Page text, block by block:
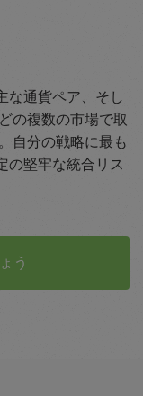
な通貨ペア、そし
の複数の市場で取
自分の戦略に最も
の堅牢な統合リス
う